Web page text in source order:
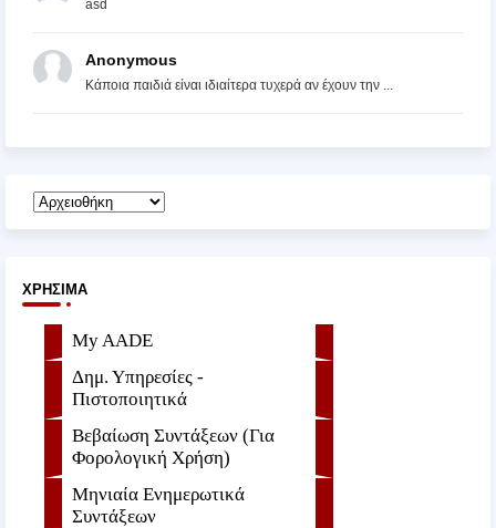
asd
Anonymous
Κάποια παιδιά είναι ιδιαίτερα τυχερά αν έχουν την ...
ΧΡΉΣΙΜΑ
My AADE
Δημ. Υπηρεσίες -
Πιστοποιητικά
Βεβαίωση Συντάξεων (Για
Φορολογική Χρήση)
Μηνιαία Ενημερωτικά
Συντάξεων